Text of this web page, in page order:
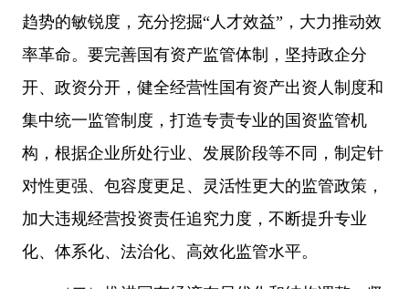
趋势的敏锐度，充分挖掘“人才效益”，大力推动效
率革命。要完善国有资产监管体制，坚持政企分
开、政资分开，健全经营性国有资产出资人制度和
集中统一监管制度，打造专责专业的国资监管机
构，根据企业所处行业、发展阶段等不同，制定针
对性更强、包容度更足、灵活性更大的监管政策，
加大违规经营投资责任追究力度，不断提升专业
化、体系化、法治化、高效化监管水平。